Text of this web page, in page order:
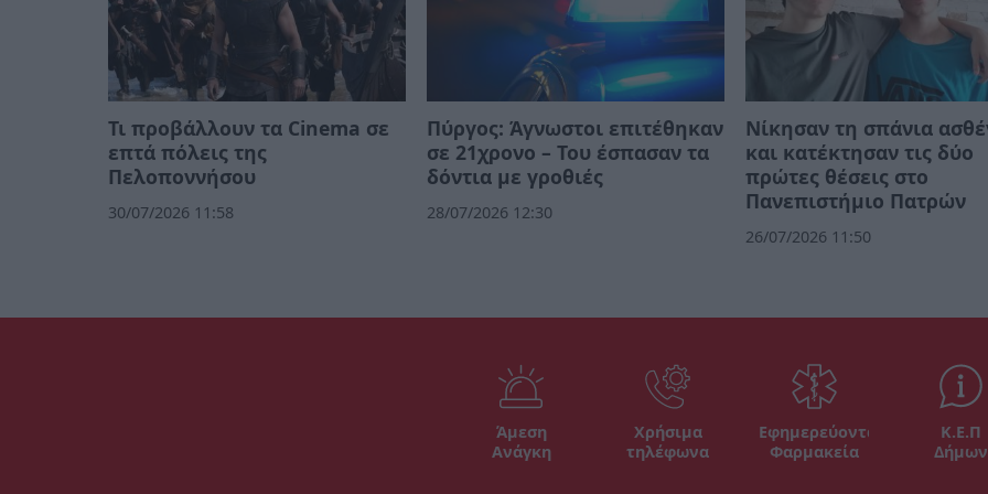
Τι προβάλλουν τα Cinema σε
επτά πόλεις της
Πελοποννήσου
30/07/2026 11:58
Πύργος: Άγνωστοι επιτέθηκαν
σε 21χρονο – Του έσπασαν τα
δόντια με γροθιές
28/07/2026 12:30
Νίκησαν τη σπάνια
και κατέκτησαν τις δύο
πρώτες θέσεις στο
Πανεπιστήμιο Πατρών
26/07/2026 11:50
Άμεση
Ανάγκη
Χρήσιμα
τηλέφωνα
Εφημερεύοντα
Φαρμακεία
Κ.Ε.Π
Δήμων